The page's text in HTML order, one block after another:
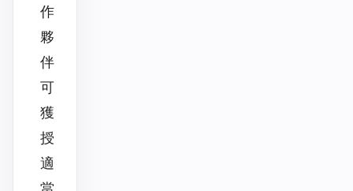
作
夥
伴
可
獲
授
適